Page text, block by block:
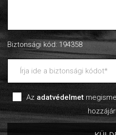
Biztonsági kód: 194358
Azadatvédelmet